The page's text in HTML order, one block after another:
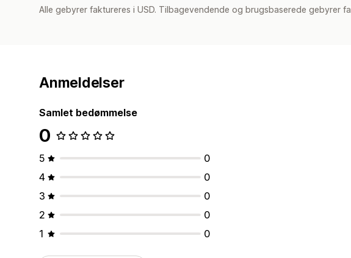
Alle gebyrer faktureres i USD. Tilbagevendende og brugsbaserede gebyrer
Anmeldelser
Samlet bedømmelse
0
5
0
4
0
3
0
2
0
1
0